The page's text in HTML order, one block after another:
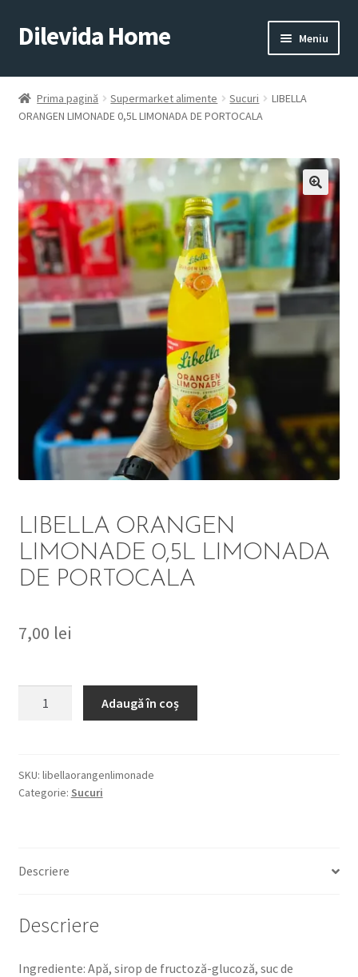
Sari
la
Sari
la
Dilevida Home Meniu
COPII
JUCARII
ROYALTY
LINE
DETERGENT
SOLUȚII CURĂȚENIE
ÎNGRIJIRE
PERSONALĂ
Prima pagină Supermarket alimente Sucuri
LIBELLA
ORANGEN LIMONADE 0,5L LIMONADA DE PORTOCALA
LIBELLA ORANGEN
LIMONADE 0,5L LIMONADA
DE PORTOCALA
7,00 lei
0,5L
LIMONADA
Adaugă în coș
SKU: libellaorangenlimonade
Categorie: Sucuri
Descriere
Descriere
Ingrediente: Apă, sirop de fructoză-glucoză, suc de